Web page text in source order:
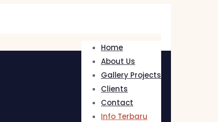
Home
About Us
Gallery Projects
Clients
Contact
Info Terbaru